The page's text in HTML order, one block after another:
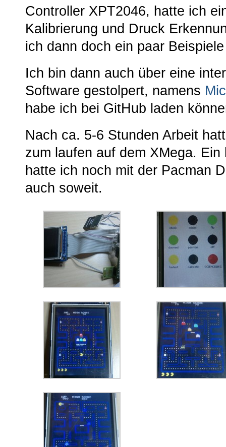
Controller XPT2046, hatte ich
Kalibrierung und Druck
ich dann doch ein paar
Ich bin dann auch über eine
Software gestolpert, namens
habe ich bei GitHub laden
Nach ca. 5-6 Stunden Arbeit
zum laufen auf dem XMega.
hatte ich noch mit der Pacman
auch soweit.